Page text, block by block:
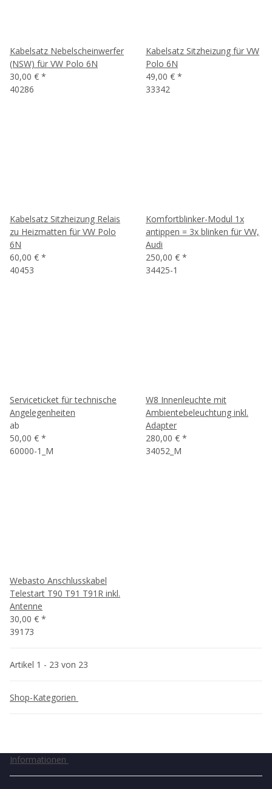
Kabelsatz Nebelscheinwerfer
(NSW) für VW Polo 6N
30,00 € *
40286
Kabelsatz Sitzheizung für VW
Polo 6N
49,00 € *
33342
Kabelsatz Sitzheizung Relais
zu Heizmatten für VW Polo
6N
60,00 € *
40453
Komfortblinker-Modul 1x
antippen = 3x blinken für VW,
Audi
250,00 € *
34425-1
Serviceticket für technische
Angelegenheiten
ab
50,00 € *
60000-1_M
W8 Innenleuchte mit
Ambientebeleuchtung inkl.
Adapter
280,00 € *
34052_M
Webasto Anschlusskabel
Telestart T90 T91 T91R inkl.
Antenne
30,00 € *
39173
Artikel 1 - 23 von 23
Shop-Kategorien
Informationen